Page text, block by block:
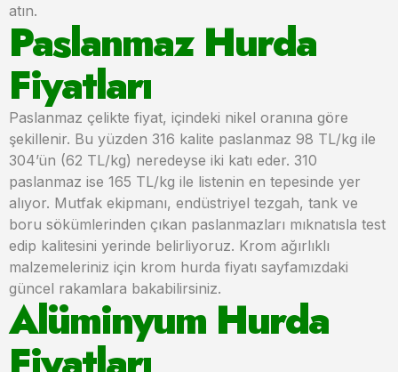
atın.
Paslanmaz Hurda
Fiyatları
Paslanmaz çelikte fiyat, içindeki nikel oranına göre
şekillenir. Bu yüzden 316 kalite paslanmaz 98 TL/kg ile
304’ün (62 TL/kg) neredeyse iki katı eder. 310
paslanmaz ise 165 TL/kg ile listenin en tepesinde yer
alıyor. Mutfak ekipmanı, endüstriyel tezgah, tank ve
boru sökümlerinden çıkan paslanmazları mıknatısla test
edip kalitesini yerinde belirliyoruz. Krom ağırlıklı
malzemeleriniz için krom hurda fiyatı sayfamızdaki
güncel rakamlara bakabilirsiniz.
Alüminyum Hurda